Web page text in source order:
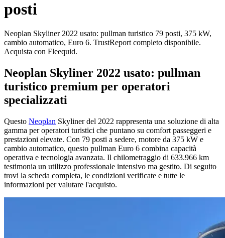
posti
Neoplan Skyliner 2022 usato: pullman turistico 79 posti, 375 kW,
cambio automatico, Euro 6. TrustReport completo disponibile.
Acquista con Fleequid.
Neoplan Skyliner 2022 usato: pullman
turistico premium per operatori
specializzati
Questo Neoplan Skyliner del 2022 rappresenta una soluzione di alta
gamma per operatori turistici che puntano su comfort passeggeri e
prestazioni elevate. Con 79 posti a sedere, motore da 375 kW e
cambio automatico, questo pullman Euro 6 combina capacità
operativa e tecnologia avanzata. Il chilometraggio di 633.966 km
testimonia un utilizzo professionale intensivo ma gestito. Di seguito
trovi la scheda completa, le condizioni verificate e tutte le
informazioni per valutare l'acquisto.